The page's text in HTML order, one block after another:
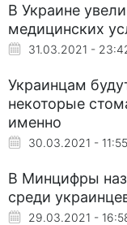
В Украине
медицинских
31.03.2021 -
Украинцам
некоторые
именно
30.03.2021 - 11:55
В Минцифры
среди
29.03.2021 -